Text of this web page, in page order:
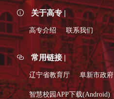
关于高专 |
高专介绍 联系我们
常用链接 |
辽宁省教育厅 阜新市政府
智慧校园APP下载(Android)